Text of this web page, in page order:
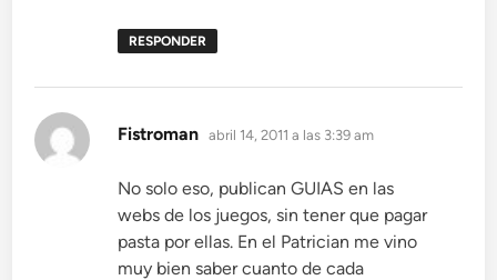
RESPONDER
Fistroman dice:
abril 14, 2011 a las 3:39 am
No solo eso, publican GUIAS en las
webs de los juegos, sin tener que pagar
pasta por ellas. En el Patrician me vino
muy bien saber cuanto de cada